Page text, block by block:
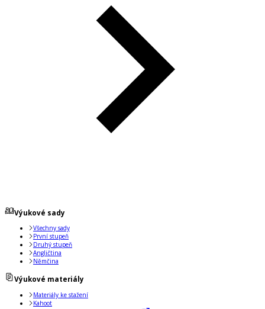
Výukové sady
Všechny sady
První stupeň
Druhý stupeň
Angličtina
Němčina
Výukové materiály
Materiály ke stažení
Kahoot